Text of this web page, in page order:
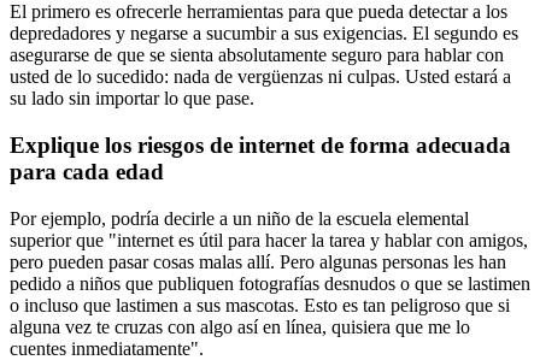
El primero es ofrecerle herramientas para que pueda detectar a los
depredadores y negarse a sucumbir a sus exigencias. El segundo es
asegurarse de que se sienta absolutamente seguro para hablar con
usted de lo sucedido: nada de vergüenzas ni culpas. Usted estará a
su lado sin importar lo que pase.
Explique los riesgos de internet de forma adecuada
para cada edad
Por ejemplo, podría decirle a un niño de la escuela elemental
superior que "internet es útil para hacer la tarea y hablar con amigos,
pero pueden pasar cosas malas allí. Pero algunas personas les han
pedido a niños que publiquen fotografías desnudos o que se lastimen
o incluso que lastimen a sus mascotas. Esto es tan peligroso que si
alguna vez te cruzas con algo así en línea, quisiera que me lo
cuentes inmediatamente".